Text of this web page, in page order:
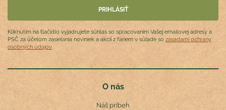
Kliknutím na tlačidlo vyjadrujete súhlas so spracovaním Vašej emailovej adresy a
PSČ za účelom zasielania noviniek a akcií z fariem v súlade so zásadami ochrany
osobných údajov
O nás
Náš príbeh